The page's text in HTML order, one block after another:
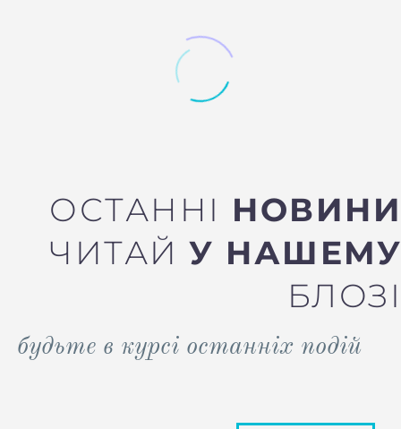
ОСТАННІ НОВИНИ
ЧИТАЙ У НАШЕМУ
БЛОЗІ
будьте в курсі останніх подій